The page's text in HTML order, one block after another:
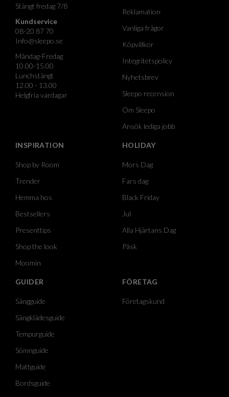
Stängt fredag 7/8
Kundservice
08-20 87 70
Info@sleepo.se
Måndag-Fredag
10.00-15.00
Lunchstängt
12.00 - 13.00
Helgfria vardagar
Reklamation
Vanliga frågor
Köpvillkor
Integritetspolicy
Nyhetsbrev
Sleepo recension
Om Sleepo
Ansök lediga jobb
INSPIRATION
Shop by Room
Trender
Hemma hos
Bestsellers
Presenttips
Shop the look
Moomin
HOLIDAY
Mors Dag
Fars dag
Black Friday
Jul
Alla Hjärtans Dag
Påsk
GUIDER
Sängguide
Sängklädesguide
Tempurguide
Sömnguide
Mattguide
Bordsguide
FÖRETAG
Företagskund